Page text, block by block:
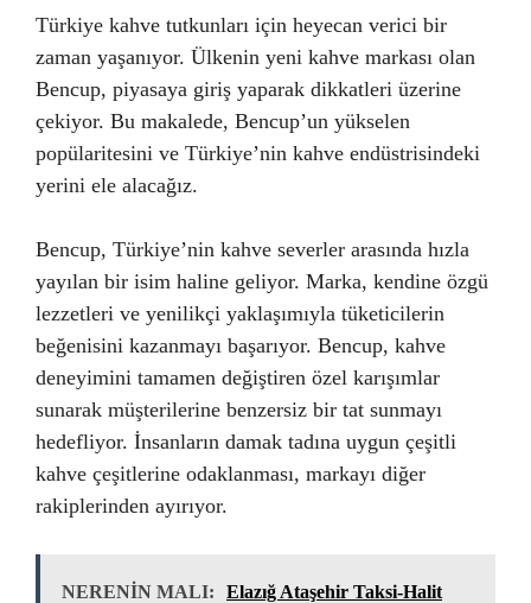
Türkiye kahve tutkunları için heyecan verici bir
zaman yaşanıyor. Ülkenin yeni kahve markası olan
Bencup, piyasaya giriş yaparak dikkatleri üzerine
çekiyor. Bu makalede, Bencup’un yükselen
popülaritesini ve Türkiye’nin kahve endüstrisindeki
yerini ele alacağız.
Bencup, Türkiye’nin kahve severler arasında hızla
yayılan bir isim haline geliyor. Marka, kendine özgü
lezzetleri ve yenilikçi yaklaşımıyla tüketicilerin
beğenisini kazanmayı başarıyor. Bencup, kahve
deneyimini tamamen değiştiren özel karışımlar
sunarak müşterilerine benzersiz bir tat sunmayı
hedefliyor. İnsanların damak tadına uygun çeşitli
kahve çeşitlerine odaklanması, markayı diğer
rakiplerinden ayırıyor.
NERENİN MALI:
Elazığ Ataşehir Taksi-Halit